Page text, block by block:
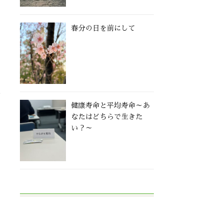
春分の日を前にして
健康寿命と平均寿命～あ
なたはどちらで生きた
い？～